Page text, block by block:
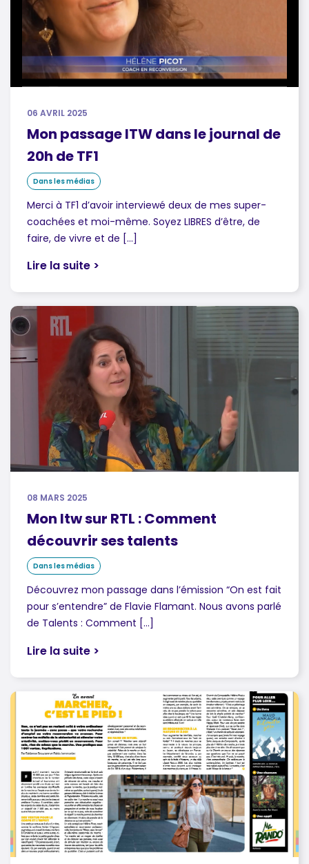
06 AVRIL 2025
Mon passage ITW dans le journal de
20h de TF1
Dans les médias
Merci à TF1 d’avoir interviewé deux de mes super-
coachées et moi-même. Soyez LIBRES d’être, de
faire, de vivre et de […]
Lire la suite >
08 MARS 2025
Mon Itw sur RTL : Comment
découvrir ses talents
Dans les médias
Découvrez mon passage dans l’émission “On est fait
pour s’entendre” de Flavie Flamant. Nous avons parlé
de Talents : Comment […]
Lire la suite >